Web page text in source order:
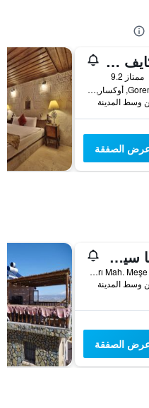
تاكايف كايف هاوس
ممتاز 9.2
Goreme Cd No 57, أوكسار, تركيا
الصفقة
كابادوسيا سيمبول هوتل
Yukarı Mah. Meşe Sokak no:25, أوكسار, تركيا
الصفقة